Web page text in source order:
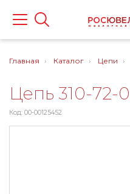
Главная Каталог Цепи
Цепь 310-72-
Код: 00-00125452